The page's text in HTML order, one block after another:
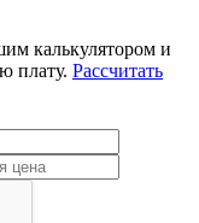
калькулятором и
плату. Рассчитать